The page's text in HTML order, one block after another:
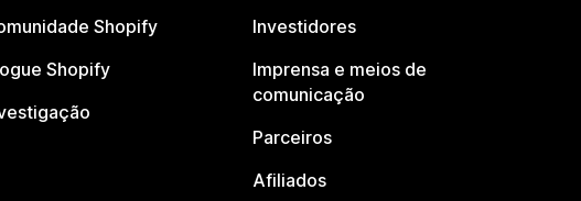
Shopify
Shopify
Investidores
Imprensa e meios de
comunicação
Parceiros
Afiliados